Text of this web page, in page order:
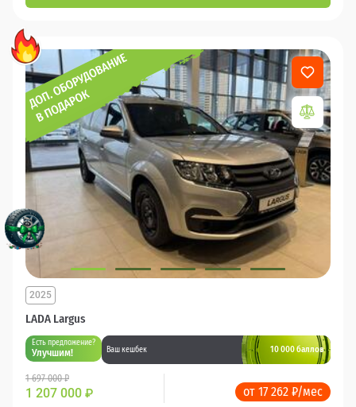
LADA Largus
2025
Есть предложение?
Улучшим! Ваш кешбек 10 000 баллов
1 697 000 ₽
1 207 000 ₽ от 17 262 ₽/мес